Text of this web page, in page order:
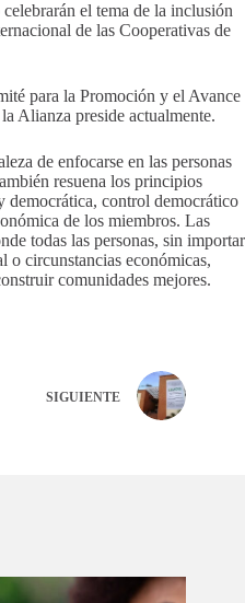
el tema de la inclusión
de las Cooperativas de
para la Promoción y el Avance
Alianza preside actualmente.
de enfocarse en las personas
resuena los principios
democrática, control democrático
de los miembros. Las
todas las personas, sin importar
o circunstancias económicas,
comunidades mejores.
SIGUIENTE